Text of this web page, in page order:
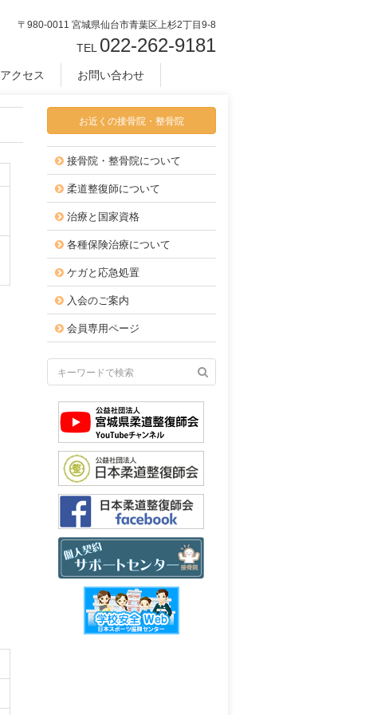
〒980-0011 宮城県仙台市青葉区上杉2丁目9-8
TEL 022-262-9181
アクセス お問い合わせ
お近くの接骨院・整骨院
接骨院・整骨院について
柔道整復師について
治療と国家資格
各種保険治療について
ケガと応急処置
入会のご案内
会員専用ページ